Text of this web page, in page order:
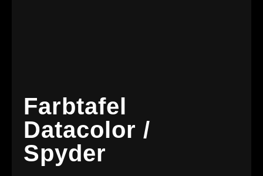
Farbtafel
Datacolor /
Spyder